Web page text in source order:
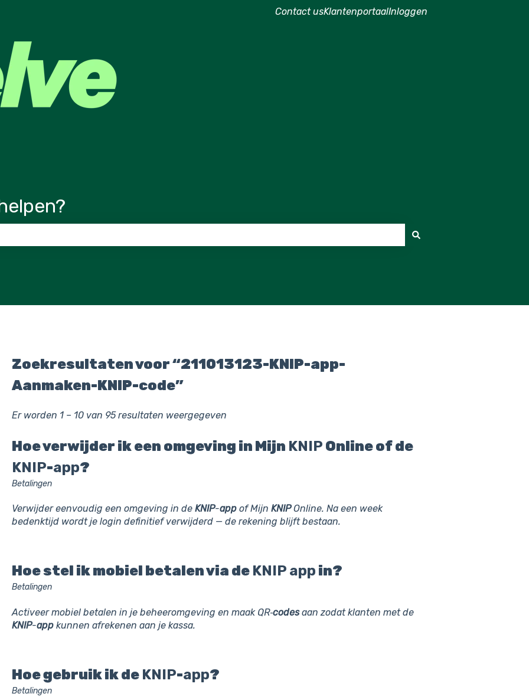
Contact usKlantenportaalInloggen
Zoekresultaten voor “211013123-KNIP-app-
Aanmaken-KNIP-code”
Er worden 1 – 10 van 95 resultaten weergegeven
Hoe verwijder ik een omgeving in Mijn KNIP Online of de
KNIP-app?
Betalingen
Verwijder eenvoudig een omgeving in de KNIP-appof Mijn KNIPOnline. Na een week
bedenktijd wordt je login definitief verwijderd — de rekening blijft bestaan.
Hoe stel ik mobiel betalen via de KNIP app in?
Betalingen
Activeer mobiel betalen in je beheeromgeving en maak QR‑codesaan zodat klanten met de
KNIP-appkunnen afrekenen aan je kassa.
Hoe gebruik ik de KNIP-app?
Betalingen